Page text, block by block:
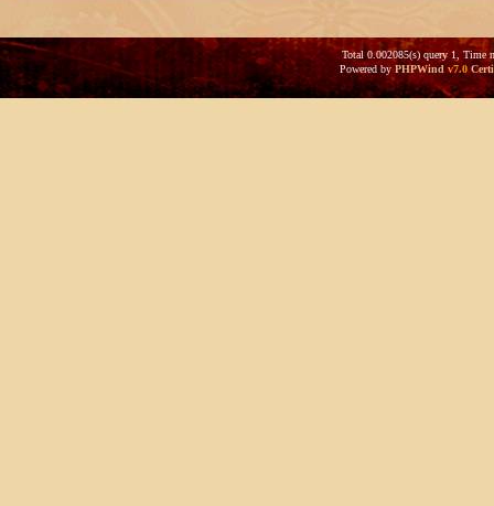
Total 0.002085(s) query 1, Time
Powered byPHPWind v7.0